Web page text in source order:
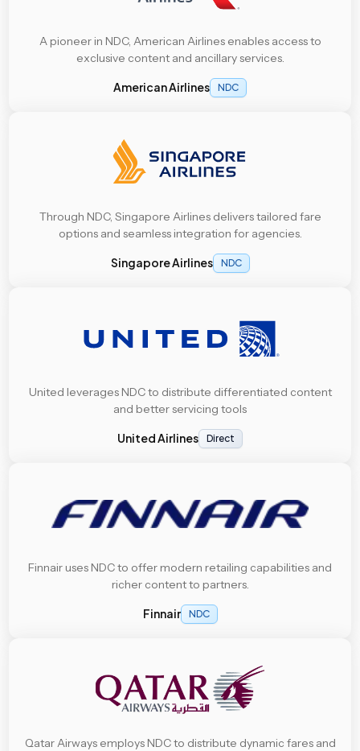
A pioneer in NDC, American Airlines enables access to
exclusive content and ancillary services.
American Airlines NDC
Through NDC, Singapore Airlines delivers tailored fare
options and seamless integration for agencies.
Singapore Airlines NDC
United leverages NDC to distribute differentiated content
and better servicing tools
United Airlines Direct
Finnair uses NDC to offer modern retailing capabilities and
richer content to partners.
Finnair NDC
Qatar Airways employs NDC to distribute dynamic fares and